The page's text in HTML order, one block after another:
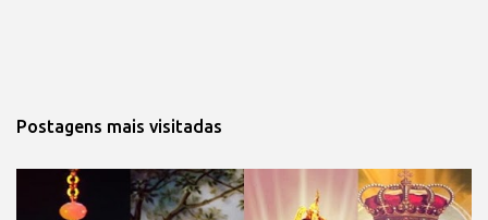
Postagens mais visitadas